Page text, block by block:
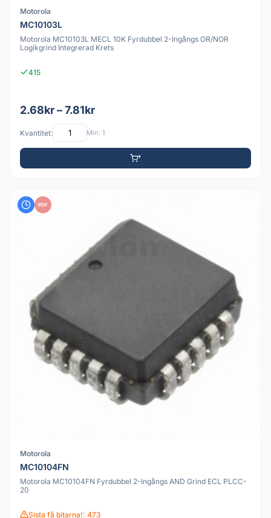
Motorola
MC10103L
Motorola MC10103L MECL 10K Fyrdubbel 2-Ingångs OR/NOR
Logikgrind Integrerad Krets
415
2.68kr – 7.81kr
Kvantitet: Min: 1
PDF
Motorola
MC10104FN
Motorola MC10104FN Fyrdubbel 2-Ingångs AND Grind ECL PLCC-
20
Sista få bitarna!: 473